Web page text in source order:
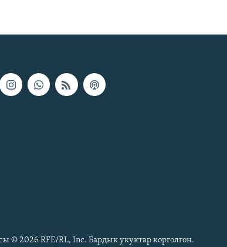
© 2026 RFE/RL, Inc. Бардык укуктар корголгон.